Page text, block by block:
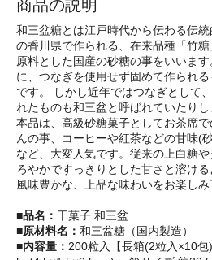
商品の説明
和三盆糖とは江戸時代から伝わる伝
の香川県で作られる、在来品種「竹
原料とした国産の砂糖の事をいいま
に、つなぎを使用せず固めて作られる
です。 しかし近年ではつなぎとして
れたものも和三盆と呼ばれていたりし
本品は、高級砂糖菓子としてお茶席
んの事、コーヒーや紅茶などの甘味(
など、大変人気です。従来の上白糖
ろやかですっきりとした甘さと溶ける
風味豊かな、上品な味わいをお楽しみ
■品名： 干菓子 和三盆
■原材料名： 和三盆糖（国内製造）
■内容量： 200粒入【長箱(2粒入×10